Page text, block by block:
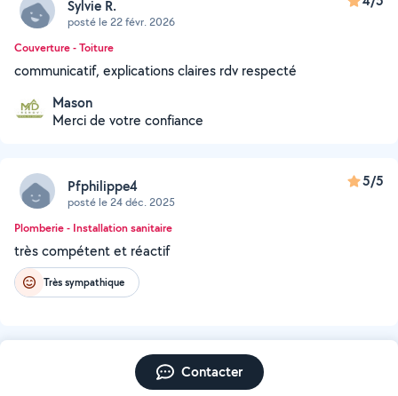
Sylvie R.
posté le 22 févr. 2026
Couverture - Toiture
communicatif, explications claires rdv respecté
Mason
Merci de votre confiance
Pfphilippe4
posté le 24 déc. 2025
5/5
Plomberie - Installation sanitaire
très compétent et réactif
Très sympathique
Contacter